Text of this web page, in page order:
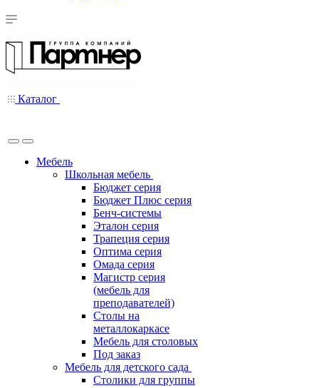
Каталог
Мебель
Школьная мебель
Бюджет серия
Бюджет Плюс серия
Бенч-системы
Эталон серия
Трапеция серия
Оптима серия
Омада серия
Магистр серия
(мебель для
преподавателей)
Столы на
металлокаркасе
Мебель для столовых
Под заказ
Мебель для детского сада
Столики для группы